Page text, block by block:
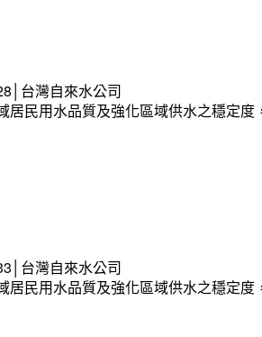
台灣自來水公司
居民用水品質及強化區域供水之穩定
台灣自來水公司
居民用水品質及強化區域供水之穩定